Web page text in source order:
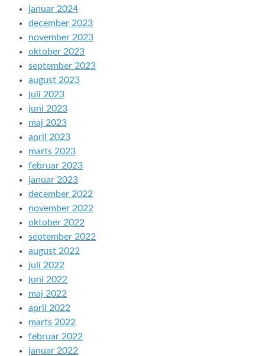
januar 2024
december 2023
november 2023
oktober 2023
september 2023
august 2023
juli 2023
juni 2023
maj 2023
april 2023
marts 2023
februar 2023
januar 2023
december 2022
november 2022
oktober 2022
september 2022
august 2022
juli 2022
juni 2022
maj 2022
april 2022
marts 2022
februar 2022
januar 2022